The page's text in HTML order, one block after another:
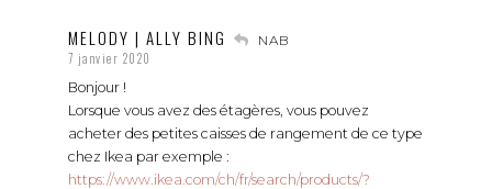
MELODY | ALLY BING NAB
7 janvier 2020
Bonjour !
Lorsque vous avez des étagères, vous pouvez
acheter des petites caisses de rangement de ce type
chez Ikea par exemple :
https://www.ikea.com/ch/fr/search/products/?